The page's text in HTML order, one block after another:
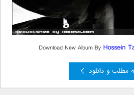
Download New Album By Hossein
مطلب و دانلود